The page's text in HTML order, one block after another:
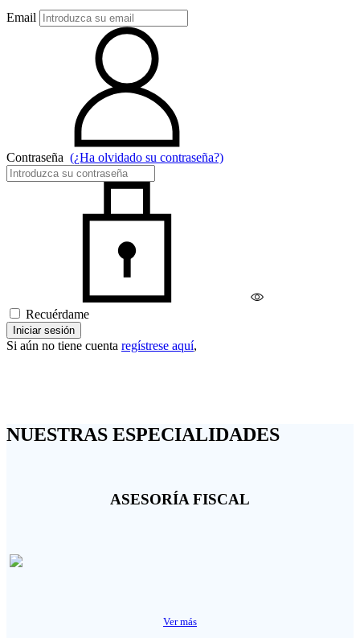
Email
Contraseña (¿Ha olvidado su contraseña?)
Recuérdame
Iniciar sesión
Si aún no tiene cuenta regístrese aquí,
NUESTRAS ESPECIALIDADES
ASESORÍA FISCAL
Ver más